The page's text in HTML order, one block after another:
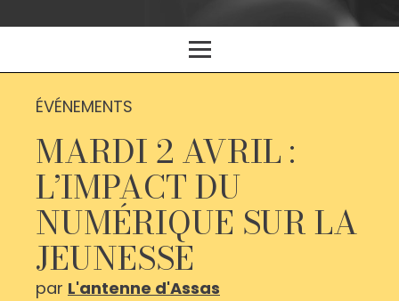
ÉVÉNEMENTS
MARDI 2 AVRIL :
L’IMPACT DU
NUMÉRIQUE SUR LA
JEUNESSE
par L'antenne d'Assas